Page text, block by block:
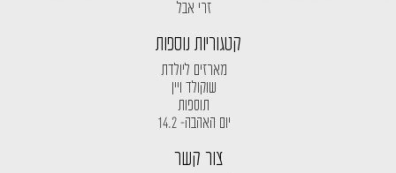
זרי אבל
קטגוריות נוספות
מארזים ליולדת
שוקולד ויין
תוספות
יום האהבה- 14.2
צור קשר